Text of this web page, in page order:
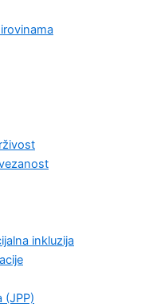
inkluzija